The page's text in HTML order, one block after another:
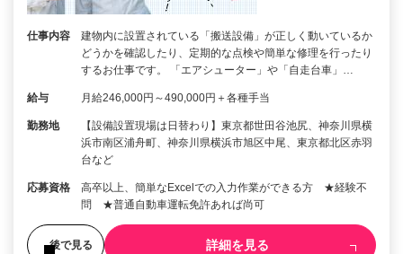
仕事内容
建物内に設置されている「搬送設備」が正しく動いているか
どうかを確認したり、定期的な点検や簡単な修理を行ったり
するお仕事です。 「エアシューター」や「自走台車」…
給与 月給246,000円～490,000円＋各種手当
勤務地
【設備設置現場は日替わり】東京都世田谷池尻、神奈川県横
浜市南区浦舟町、神奈川県横浜市旭区中尾、東京都北区赤羽
台など
応募資格
高卒以上、簡単なExcelでの入力作業ができる方 ★経験不
問 ★普通自動車運転免許あれば尚可
後で見る 詳細を見る